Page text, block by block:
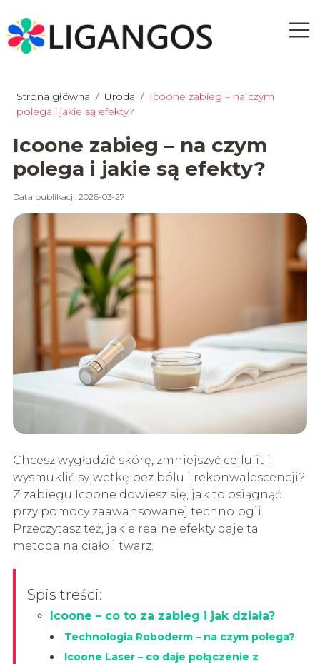
Strona główna / Uroda / Icoone zabieg – na czym
polega i jakie są efekty?
Icoone zabieg – na czym
polega i jakie są efekty?
Data publikacji: 2026-03-27
Chcesz wygładzić skórę, zmniejszyć cellulit i
wysmuklić sylwetkę bez bólu i rekonwalescencji?
Z zabiegu Icoone dowiesz się, jak to osiągnąć
przy pomocy zaawansowanej technologii.
Przeczytasz też, jakie realne efekty daje ta
metoda na ciało i twarz.
Spis treści:
Icoone – co to za zabieg i jak działa?
Technologia Roboderm – na czym polega?
Icoone Laser – co daje połączenie z